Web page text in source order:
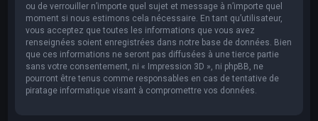
ou de verrouiller n’importe quel sujet et message à n’importe quel
moment si nous estimons cela nécessaire. En tant qu’utilisateur,
vous acceptez que toutes les informations que vous avez
renseignées soient enregistrées dans notre base de données. Bien
que ces informations ne seront pas diffusées à une tierce partie
sans votre consentement, ni « Impression 3D », ni phpBB, ne
pourront être tenus comme responsables en cas de tentative de
piratage informatique visant à compromettre vos données.